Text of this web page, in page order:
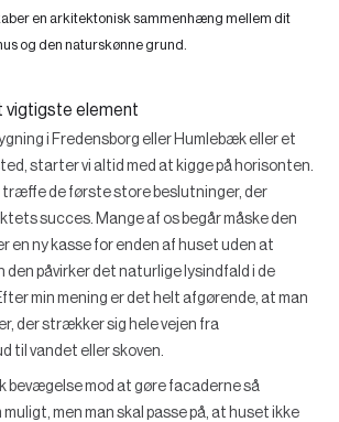
en arkitektonisk sammenhæng mellem dit
og den naturskønne grund.
vigtigste element
i Fredensborg eller Humlebæk eller et
starter vi altid med at kigge på horisonten.
træffe de første store beslutninger, der
succes. Mange af os begår måske den
en ny kasse for enden af huset uden at
den påvirker det naturlige lysindfald i de
min mening er det helt afgørende, at man
der strækker sig hele vejen fra
til vandet eller skoven.
bevægelse mod at gøre facaderne så
men man skal passe på, at huset ikke